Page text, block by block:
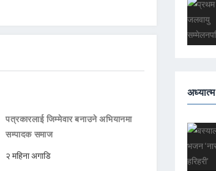
पत्रकारलाई जिम्मेवार बनाउने अभियानमा
सम्पादक समाज
२ महिना अगाडि
अध्यात्म